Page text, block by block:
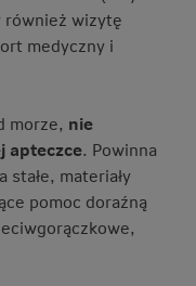
również wizytę
medyczny i
morze, nie
apteczce. Powinna
stałe, materiały
pomoc doraźną